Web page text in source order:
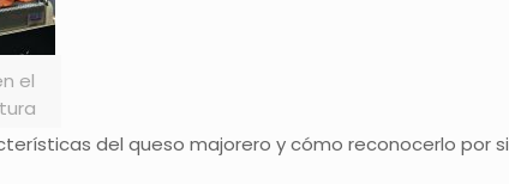
el
del queso majorero y cómo reconocerlo por si